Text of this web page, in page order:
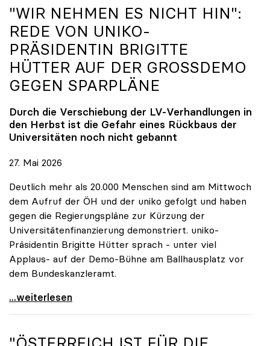
"WIR NEHMEN ES NICHT HIN":
REDE VON UNIKO-
PRÄSIDENTIN BRIGITTE
HÜTTER AUF DER GROSSDEMO G
EGEN SPARPLÄNE
Durch die Verschiebung der LV-Verhandlungen in
den Herbst ist die Gefahr eines Rückbaus der
Universitäten noch nicht gebannt
27. Mai 2026
Deutlich mehr als 20.000 Menschen sind am Mittwoch
dem Aufruf der ÖH und der uniko gefolgt und haben
gegen die Regierungspläne zur Kürzung der
Universitätenfinanzierung demonstriert. uniko-
Präsidentin Brigitte Hütter sprach - unter viel
Applaus- auf der Demo-Bühne am Ballhausplatz vor
dem Bundeskanzleramt.
\"Wir nehmen es nicht hin\": Rede von
...weiterlesen